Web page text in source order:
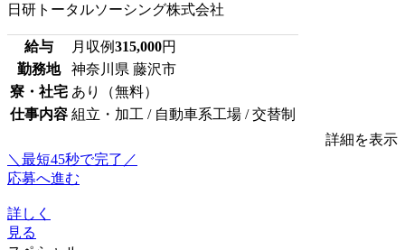
日研トータルソーシング株式会社
給与 月収例315,000円
勤務地
神奈川県 藤沢市
寮・社宅 あり（無料）
仕事内容 組立・加工 / 自動車系工場 / 交替制
詳細を表示
＼最短45秒で完了／
応募へ進む
詳しく
見る